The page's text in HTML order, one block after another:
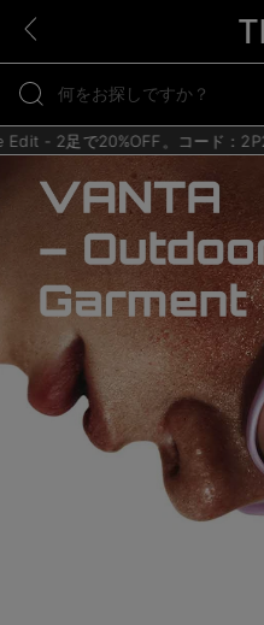
- 2足で20%OFF。コード：2P20